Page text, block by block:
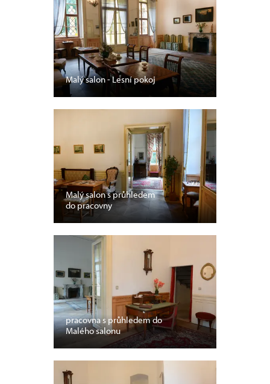
Malý salon - Lesní pokoj
Malý salon s průhledem
do pracovny
pracovna s průhledem do
Malého salonu